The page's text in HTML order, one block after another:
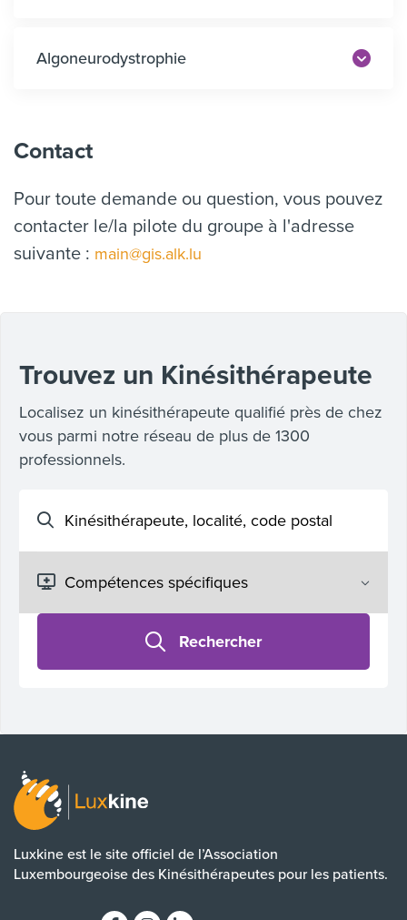
Algoneurodystrophie
Contact
Pour toute demande ou question, vous pouvez
contacter le/la pilote du groupe à l'adresse
suivante : main@gis.alk.lu
Trouvez un Kinésithérapeute
Localisez un kinésithérapeute qualifié près de chez
vous parmi notre réseau de plus de 1300
professionnels.
Rechercher
Luxkine est le site officiel de l’Association
Luxembourgeoise des Kinésithérapeutes pour les patients.